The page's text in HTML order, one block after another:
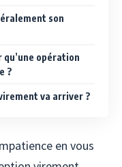
son
opération
?
va arriver ?
en vous